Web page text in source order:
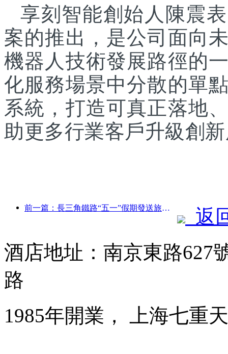
享刻智能創始人陳震
案的推出，是公司面向
機器人技術發展路徑的
化服務場景中分散的單
系統，打造可真正落地
助更多行業客戶升級創
前一篇：長三角鐵路“五一”假期發送旅客超2138萬人次
返
酒店地址：南京東路627
路
1985年開業， 上海七